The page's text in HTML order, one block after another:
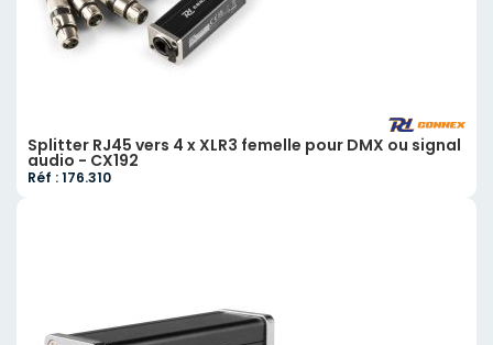
Splitter RJ45 vers 4 x XLR3 femelle pour DMX ou signal
audio - CX192
Réf : 176.310